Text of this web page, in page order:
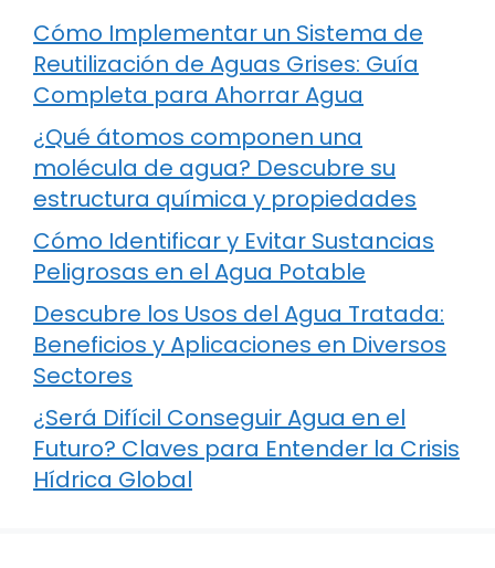
Cómo Implementar un Sistema de
Reutilización de Aguas Grises: Guía
Completa para Ahorrar Agua
¿Qué átomos componen una
molécula de agua? Descubre su
estructura química y propiedades
Cómo Identificar y Evitar Sustancias
Peligrosas en el Agua Potable
Descubre los Usos del Agua Tratada:
Beneficios y Aplicaciones en Diversos
Sectores
¿Será Difícil Conseguir Agua en el
Futuro? Claves para Entender la Crisis
Hídrica Global